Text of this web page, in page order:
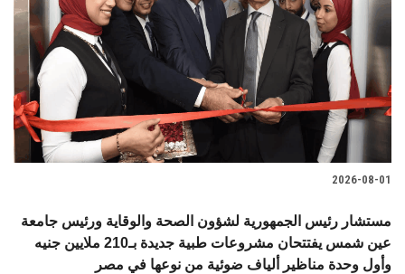
الطلاب
هيئة التدريس
الدراسات العليا
الموظفون
2026-08-01
مستشار رئيس الجمهورية لشؤون الصحة والوقاية ورئيس جامعة
عين شمس يفتتحان مشروعات طبية جديدة بـ210 ملايين جنيه
وأول وحدة مناظير ألياف ضوئية من نوعها في مصر